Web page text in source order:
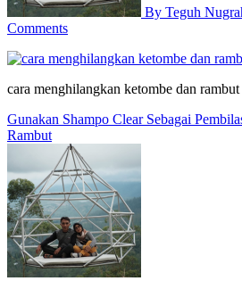
By Teguh
Comments
cara menghilangkan ketombe dan
Post
navigation
Gunakan Shampo Clear Sebagai
Rambut